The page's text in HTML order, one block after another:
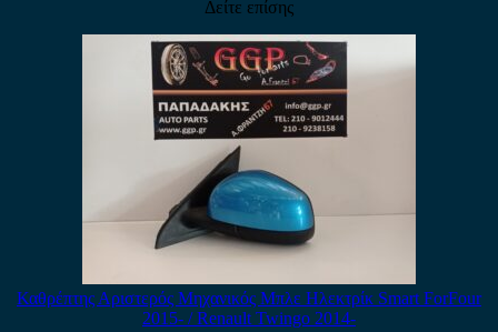
Δείτε επίσης
Καθρέπτης Αριστερός Μηχανικός Μπλε Ηλεκτρίκ Smart ForFour
2015- / Renault Twingo 2014-